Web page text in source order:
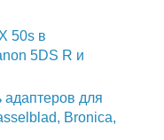
50s в
5DS R и
адаптеров для
Bronica,